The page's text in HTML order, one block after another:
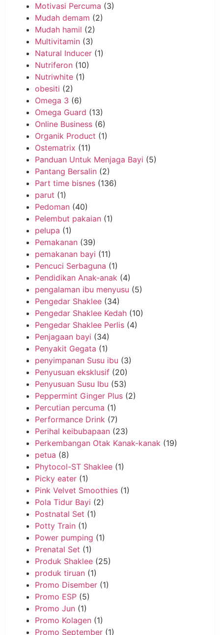
Motivasi Percuma (3)
Mudah demam (2)
Mudah hamil (2)
Multivitamin (3)
Natural Inducer (1)
Nutriferon (10)
Nutriwhite (1)
obesiti (2)
Omega 3 (6)
Omega Guard (13)
Online Business (6)
Organik Product (1)
Ostematrix (11)
Panduan Untuk Menjaga Bayi (5)
Pantang Bersalin (2)
Part time bisnes (136)
parut (1)
Pedoman (40)
Pelembut pakaian (1)
pelupa (1)
Pemakanan (39)
pemakanan bayi (11)
Pencuci Serbaguna (1)
Pendidikan Anak-anak (4)
pengalaman ibu menyusu (5)
Pengedar Shaklee (34)
Pengedar Shaklee Kedah (10)
Pengedar Shaklee Perlis (4)
Penjagaan bayi (34)
Penyakit Gegata (1)
penyimpanan Susu ibu (3)
Penyusuan eksklusif (20)
Penyusuan Susu Ibu (53)
Peppermint Ginger Plus (2)
Percutian percuma (1)
Performance Drink (7)
Perihal keibubapaan (23)
Perkembangan Otak Kanak-kanak (19)
petua (8)
Phytocol-ST Shaklee (1)
Picky eater (1)
Pink Velvet Smoothies (1)
Pola Tidur Bayi (2)
Postnatal Set (1)
Potty Train (1)
Power pumping (1)
Prenatal Set (1)
Produk Shaklee (25)
produk tiruan (1)
Promo Disember (1)
Promo ESP (5)
Promo Jun (1)
Promo Kolagen (1)
Promo September (1)